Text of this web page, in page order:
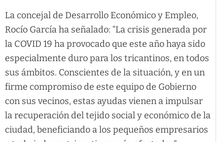
La concejal de Desarrollo Económico y Empleo,
Rocío García ha señalado: “La crisis generada por
la COVID 19 ha provocado que este año haya sido
especialmente duro para los tricantinos, en todos
sus ámbitos. Conscientes de la situación, y en un
firme compromiso de este equipo de Gobierno
con sus vecinos, estas ayudas vienen a impulsar
la recuperación del tejido social y económico de la
ciudad, beneficiando a los pequeños empresarios